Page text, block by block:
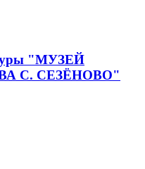
"МУЗЕЙ
С. СЕЗЁНОВО"